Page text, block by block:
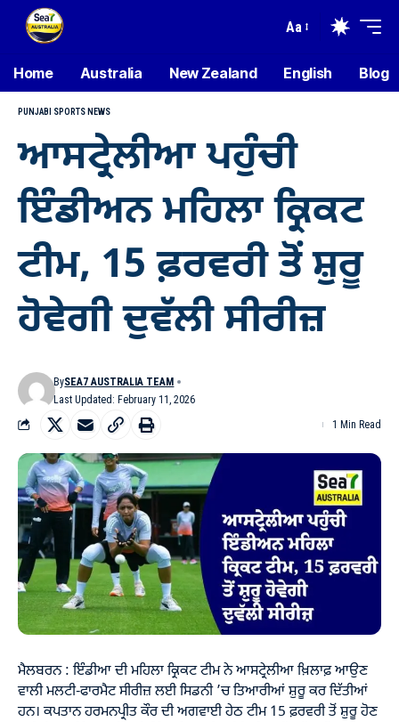
Aa
Home Australia New Zealand English Blog
PUNJABI SPORTS NEWS
ਆਸਟ੍ਰੇਲੀਆ ਪਹੁੰਚੀ
ਇੰਡੀਅਨ ਮਹਿਲਾ ਕ੍ਰਿਕਟ
ਟੀਮ, 15 ਫ਼ਰਵਰੀ ਤੋਂ ਸ਼ੁਰੂ
ਹੋਵੇਗੀ ਦੁਵੱਲੀ ਸੀਰੀਜ਼
Last Updated: February 11, 2026
BySEA7 AUSTRALIA TEAM
1 Min Read
ਮੈਲਬਰਨ : ਇੰਡੀਆ ਦੀ ਮਹਿਲਾ ਕ੍ਰਿਕਟ ਟੀਮ ਨੇ ਆਸਟ੍ਰੇਲੀਆ ਖ਼ਿਲਾਫ਼ ਆਉਣ
ਵਾਲੀ ਮਲਟੀ-ਫਾਰਮੈਟ ਸੀਰੀਜ਼ ਲਈ ਸਿਡਨੀ ’ਚ ਤਿਆਰੀਆਂ ਸ਼ੁਰੂ ਕਰ ਦਿੱਤੀਆਂ
ਹਨ। ਕਪਤਾਨ ਹਰਮਨਪ੍ਰੀਤ ਕੌਰ ਦੀ ਅਗਵਾਈ ਹੇਠ ਟੀਮ 15 ਫ਼ਰਵਰੀ ਤੋਂ ਸ਼ੁਰੂ ਹੋਣ